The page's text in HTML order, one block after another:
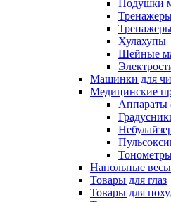
Подушки
Хулахупы
Шейные
Машинки для
Медицинские
Аппараты
Напольные весы
Товары для глаз
Товары для